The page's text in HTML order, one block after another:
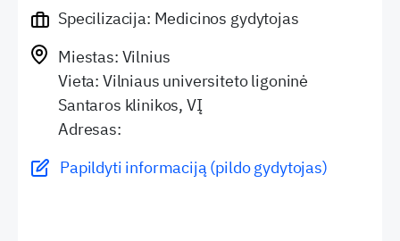
Specilizacija: Medicinos gydytojas
Miestas: Vilnius
Vieta: Vilniaus universiteto ligoninė
Santaros klinikos, VĮ
Adresas:
Papildyti informaciją (pildo gydytojas)